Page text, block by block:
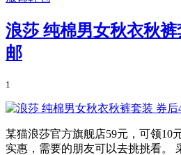
浪莎 纯棉男女秋衣秋
邮
1
某猫浪莎官方旗舰店59元，可领10
实惠，需要的朋友可以去挑挑看。